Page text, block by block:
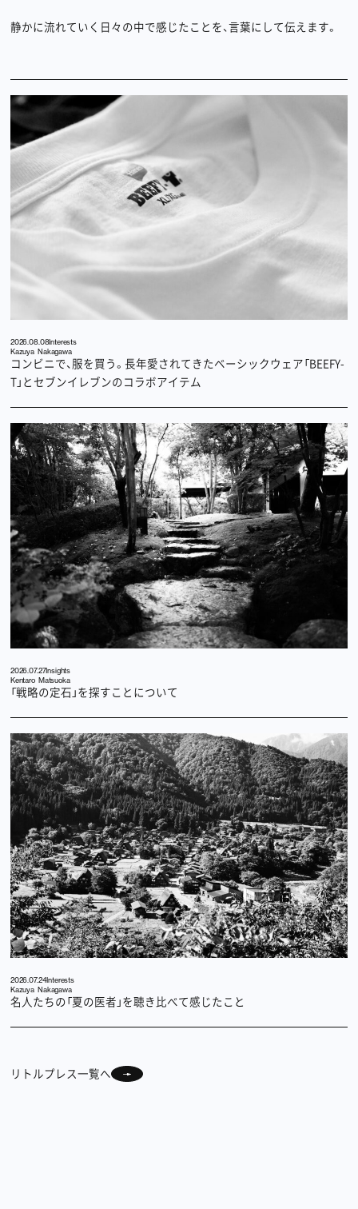
静かに流れていく日々の中で感じたことを、言葉にして伝えます。
2026.08.08Interests
Kazuya Nakagawa
コンビニで、服を買う。長年愛されてきたベーシックウェア「BEEFY-
T」とセブンイレブンのコラボアイテム
2026.07.27Insights
Kentaro Matsuoka
「戦略の定石」を探すことについて
2026.07.24Interests
Kazuya Nakagawa
名人たちの「夏の医者」を聴き比べて感じたこと
リトルプレス一覧へ